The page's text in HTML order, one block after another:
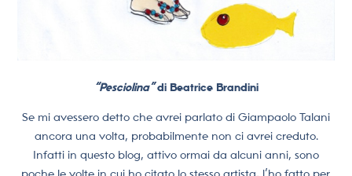
“Pesciolina”di Beatrice Brandini
Se mi avessero detto che avrei parlato di Giampaolo Talani
ancora una volta, probabilmente non ci avrei creduto.
Infatti in questo blog, attivo ormai da alcuni anni, sono